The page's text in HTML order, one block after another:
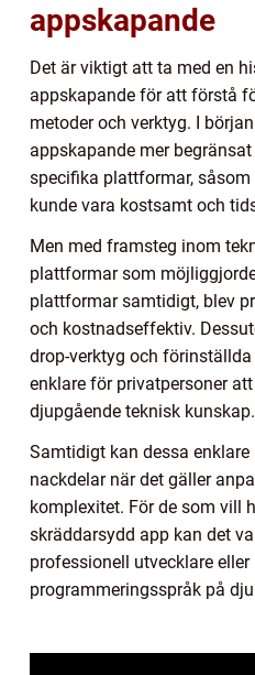
appskapande
Det är viktigt att ta med en
appskapande för att förstå
metoder och verktyg. I
appskapande mer
specifika plattformar, såsom
kunde vara kostsamt och
Men med framsteg inom
plattformar som
plattformar samtidigt, blev
och kostnadseffektiv.
drop-verktyg och
enklare för privatpersoner
djupgående teknisk kunskap.
Samtidigt kan dessa
nackdelar när det gäller
komplexitet. För de som vill
skräddarsydd app kan det
professionell utvecklare eller
programmeringsspråk på